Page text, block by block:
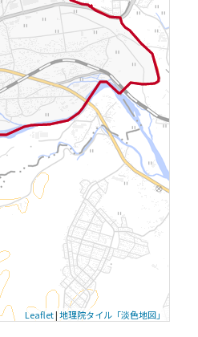
Leaflet|地理院タイル「淡色地図」